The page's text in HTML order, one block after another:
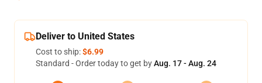
Deliver to United States
Cost to ship:$6.99
Standard - Order today to get byAug. 17 - Aug. 24